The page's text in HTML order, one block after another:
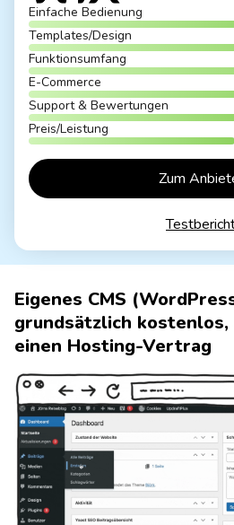
Einfache Bedienung
Templates/Design
Funktionsumfang
E-Commerce
Support & Bewertungen
Preis/Leistung
Zum
Eigenes CMS
grundsätzlich
einen Hosting-Vertrag